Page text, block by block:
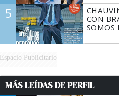
5
CON
SOMOS
Espacio Publicitario
MÁS LEÍDAS DE PERFIL